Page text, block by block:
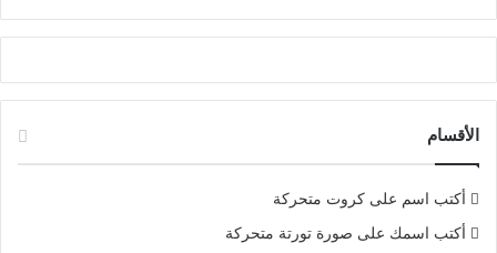
الأقسام
أكتب اسم على كروت متحركة
أكتب اسمك على صورة تورتة متحركة